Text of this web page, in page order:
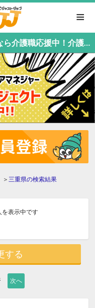
≡
三重県の介護・福祉の求人・転職なら介護職応援中！介護職専門の介護ジャストジョブ
三重県の検索結果
を表示中です
する
次へ